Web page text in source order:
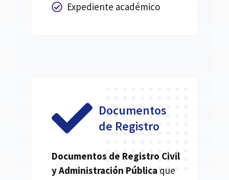
Expediente académico
Documentos
de Registro
Documentos de Registro Civil
y Administración Pública que